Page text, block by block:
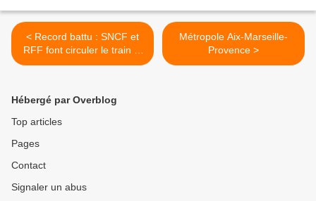
< Record battu : SNCF et
RFF font circuler le train le
plus long d’Europe (1500
Métropole Aix-Marseille-
Provence >
Hébergé par Overblog
Top articles
Pages
Contact
Signaler un abus